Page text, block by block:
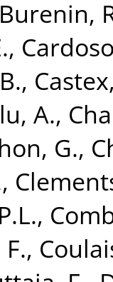
Burenin,
,
,
A.,
G.,
,
,
,